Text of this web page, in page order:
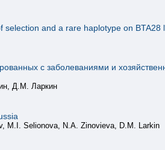
and a rare haplotype on
с заболеваниями и
Д.M. Ларкин
M.I. Selionova, N.A. Zinovieva, D.M. Larkin